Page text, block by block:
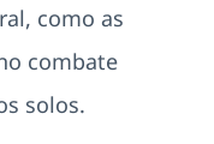
como as
combate
solos.